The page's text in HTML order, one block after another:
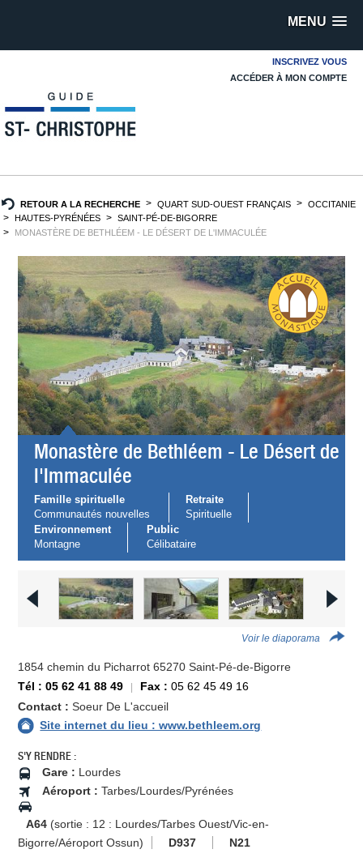
MENU
INSCRIVEZ VOUS
ACCÉDER À MON COMPTE
RETOUR A LA RECHERCHE QUART SUD-OUEST FRANÇAIS
OCCITANIE
HAUTES-PYRÉNÉES
SAINT-PÉ-DE-BIGORRE
MONASTÈRE DE BETHLÉEM - LE DÉSERT DE L'IMMACULÉE
Monastère de Bethléem - Le Désert de
l'Immaculée
Famille spirituelle
Communautés nouvelles
Retraite
Spirituelle
Environnement
Montagne
Public
Célibataire
Voir le diaporama
1854 chemin du Picharrot 65270 Saint-Pé-de-Bigorre
Tél : 05 62 41 88 49
Fax : 05 62 45 49 16
Contact : Soeur De L'accueil
Site internet du lieu : www.bethleem.org
S'Y RENDRE :
Gare : Lourdes
Aéroport : Tarbes/Lourdes/Pyrénées
A64 (sortie : 12 : Lourdes/Tarbes Ouest/Vic-en-
Bigorre/Aéroport Ossun)
D937 N21